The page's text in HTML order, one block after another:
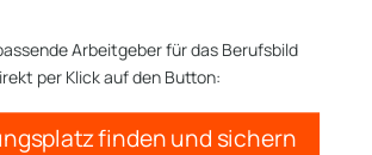
Arbeitgeber für das Berufsbild
per Klick auf den Button:
finden und sichern